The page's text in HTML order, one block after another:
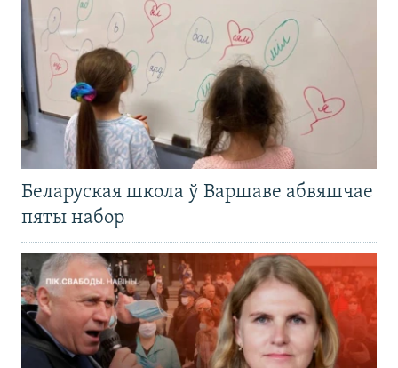
Беларуская школа ў Варшаве абвяшчае
пяты набор